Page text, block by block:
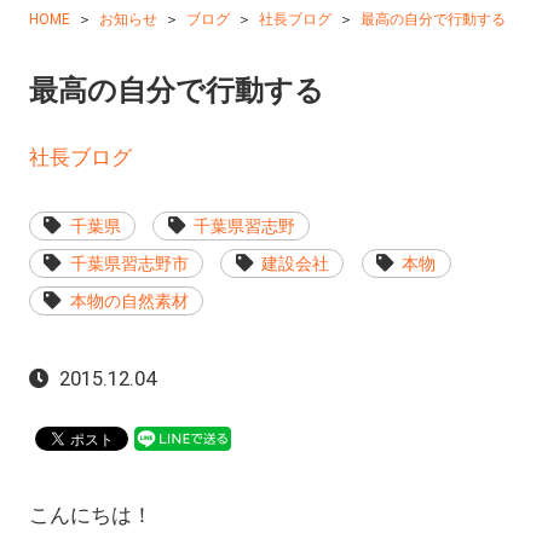
HOME お知らせ ブログ 社長ブログ 最高の自分で行動する
最高の自分で行動する
社長ブログ
千葉県
千葉県習志野
千葉県習志野市
建設会社
本物
本物の自然素材
2015.12.04
こんにちは！